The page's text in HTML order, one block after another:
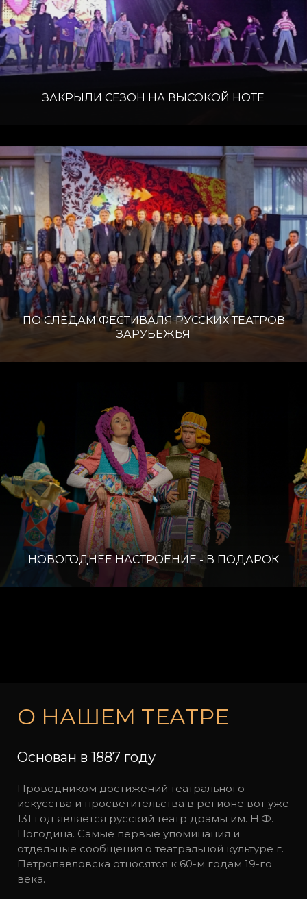
ЗАКРЫЛИ СЕЗОН НА ВЫСОКОЙ НОТЕ
ПО СЛЕДАМ ФЕСТИВАЛЯ РУССКИХ ТЕАТРОВ
ЗАРУБЕЖЬЯ
НОВОГОДНЕЕ НАСТРОЕНИЕ - В ПОДАРОК
О НАШЕМ ТЕАТРЕ
Основан в 1887 году
Проводником достижений театрального
искусства и просветительства в регионе вот уже
131 год является русский театр драмы им. Н.Ф.
Погодина. Самые первые упоминания и
отдельные сообщения о театральной культуре г.
Петропавловска относятся к 60-м годам 19-го
века.